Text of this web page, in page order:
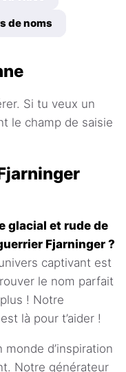
de noms
Si tu veux un
le champ de saisie
glacial et rude de
Fjarninger ?
captivant est
le nom parfait
! Notre
là pour t’aider !
d’inspiration
Notre générateur